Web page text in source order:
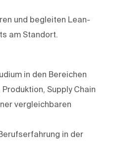
und begleiten Lean-
am Standort.
in den Bereichen
Supply Chain
vergleichbaren
in der